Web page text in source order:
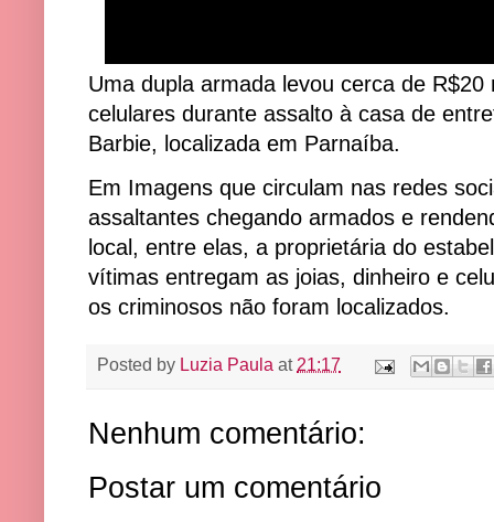
Uma dupla armada levou cerca de
celulares durante assalto à casa de
Barbie, localizada em Parnaíba.
Em Imagens que circulam nas redes
assaltantes chegando armados e
local, entre elas, a proprietária do
vítimas entregam as joias, dinheiro e
os criminosos não foram localizados.
Posted by Luzia Paula at 21:17
Nenhum comentário:
Postar um comentário